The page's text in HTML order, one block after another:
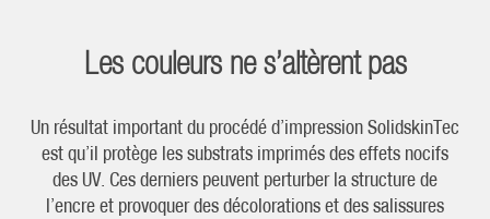
Les couleurs ne s’altèrent pas
Un résultat important du procédé d’impression SolidskinTec
est qu’il protège les substrats imprimés des effets nocifs
des UV. Ces derniers peuvent perturber la structure de
l’encre et provoquer des décolorations et des salissures